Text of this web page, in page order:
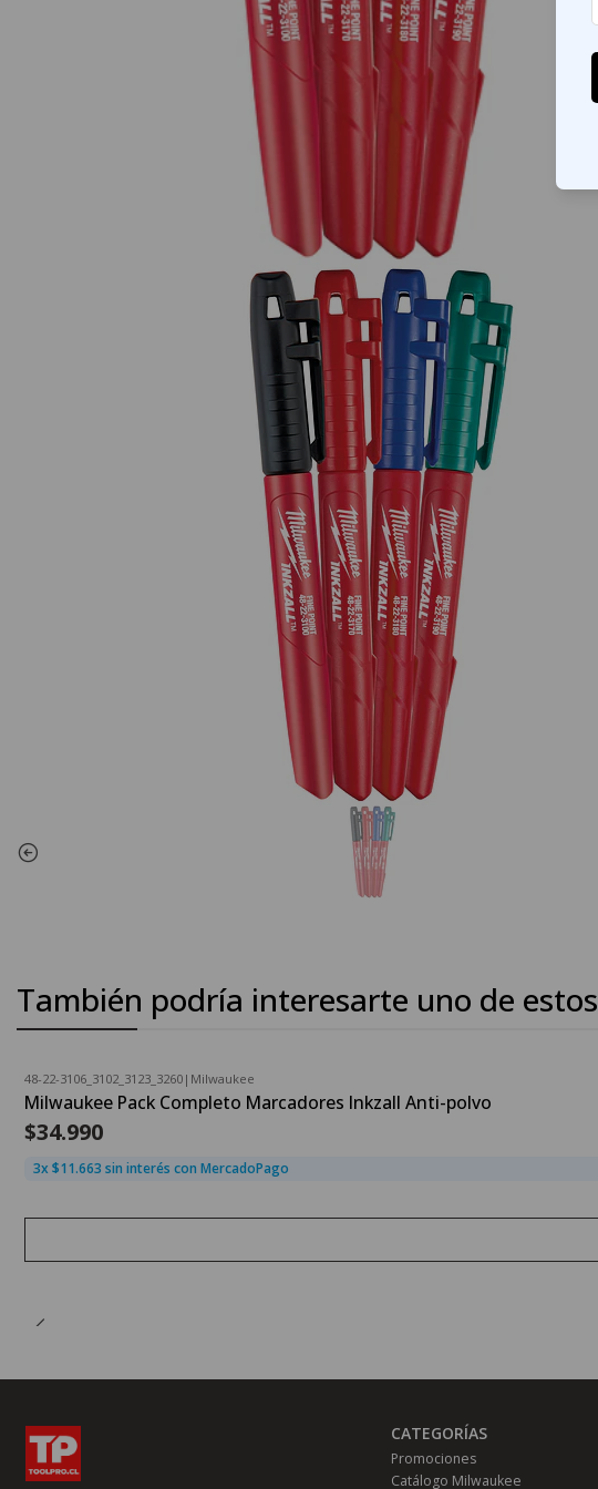
También podría interesarte uno de estos
Agotado
48-22-3106_3102_3123_3260| Milwaukee
Milwaukee Pack Completo Marcadores Inkzall Anti-polvo
$34.990
3x $11.663 sin interés con MercadoPago
CATEGORÍAS
Promociones
Catálogo Milwaukee